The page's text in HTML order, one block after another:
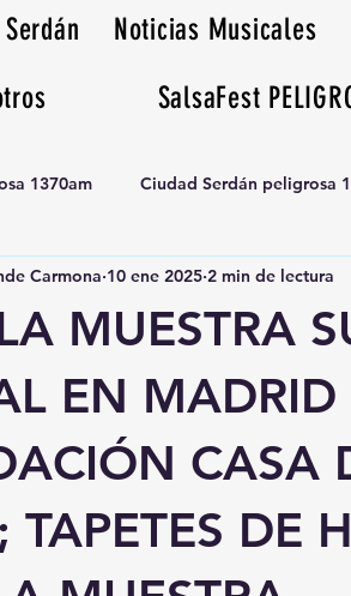
Noticias Musicales
SalsaFest
1370am Ciudad Serdán peligrosa
Tianguis peligrosa 1370am huamantla
MUESTRA
EN
CASA
TAPETES DE
Carmona 10 ene 2025 2 min de lectura